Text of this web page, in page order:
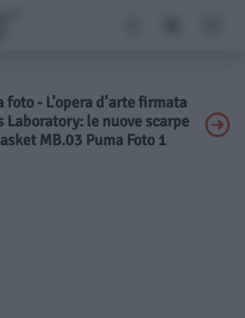
foto - L’opera d’arte firmata
Laboratory: le nuove scarpe
MB.03 Puma Foto 1